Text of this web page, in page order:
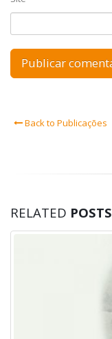
Back to Publicações
RELATED POSTS